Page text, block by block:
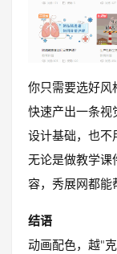
你只需要选好风
快速产出一条
设计基础，也不
无论是做教学课
容，秀展网都能
结语
动画配色，越"